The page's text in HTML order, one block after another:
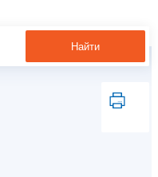
Найти